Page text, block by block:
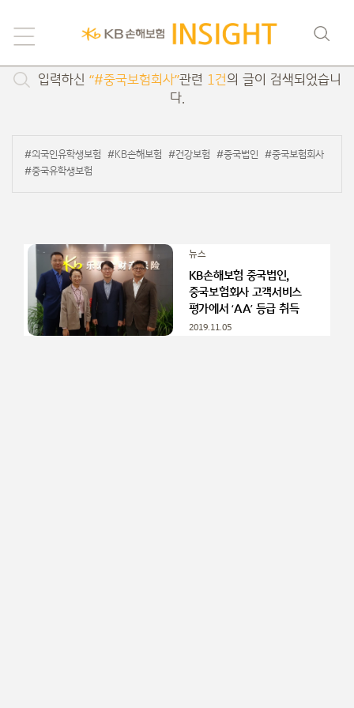
입력하신 “#중국보험회사”관련 1건의 글이 검색되었습니
다.
#외국인유학생보험 #KB손해보험 #건강보험 #중국법인 #중국보험회사
#중국유학생보험
뉴스
KB손해보험 중국법인,
중국보험회사 고객서비스
평가에서 ‘AA’ 등급 취득
2019.11.05